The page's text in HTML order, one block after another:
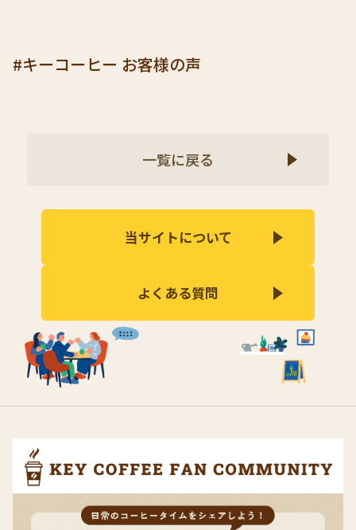
#キーコーヒー お客様の声
一覧に戻る
当サイトについて
よくある質問